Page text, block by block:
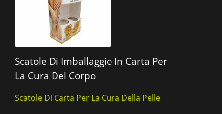
Scatole Di Imballaggio In Carta Per
La Cura Del Corpo
Scatole Di Carta Per La Cura Della Pelle